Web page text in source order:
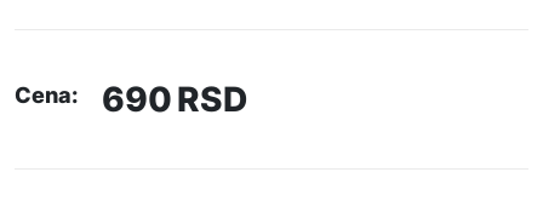
Cena: 690RSD